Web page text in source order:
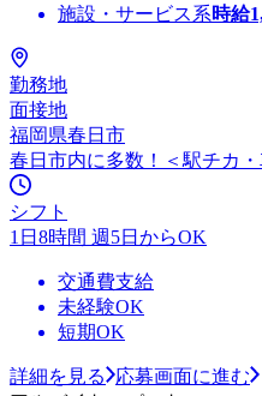
施設・サービス系時給
勤務地
面接地
福岡県春日市
春日市内に多数！＜駅チカ
シフト
1日8時間 週5日からOK
交通費支給
未経験OK
短期OK
詳細を見る
応募画面に進む